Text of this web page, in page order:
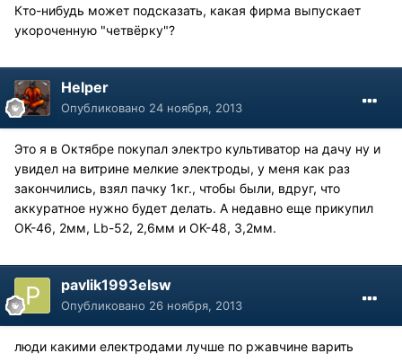
Кто-нибудь может подсказать, какая фирма выпускает
укороченную "четвёрку"?
Helper
Опубликовано 24 ноября, 2013
Это я в Октябре покупал электро культиватор на дачу ну и
увидел на витрине мелкие электроды, у меня как раз
закончились, взял пачку 1кг., чтобы были, вдруг, что
аккуратное нужно будет делать. А недавно еще прикупил
OK-46, 2мм, Lb-52, 2,6мм и OK-48, 3,2мм.
pavlik1993elsw
Опубликовано 26 ноября, 2013
люди какими електродами лучше по ржавчине варить